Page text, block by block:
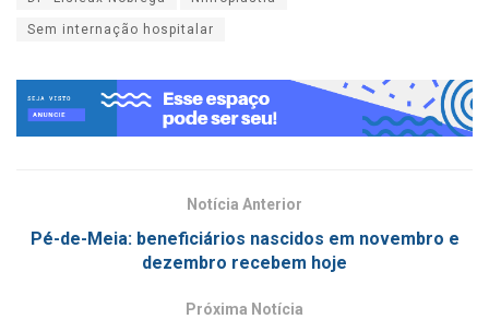
Sem internação hospitalar
Notícia Anterior
Pé-de-Meia: beneficiários nascidos em novembro e
dezembro recebem hoje
Próxima Notícia